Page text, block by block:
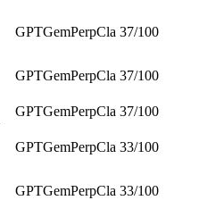
GPTGemPerpCla 37/100
GPTGemPerpCla 37/100
GPTGemPerpCla 37/100
GPTGemPerpCla 33/100
GPTGemPerpCla 33/100